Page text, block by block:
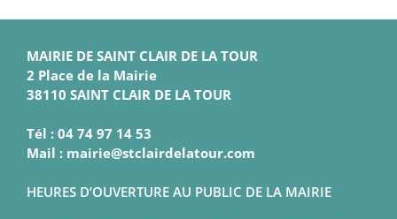
MAIRIE DE SAINT CLAIR DE LA TOUR
2 Place de la Mairie
38110 SAINT CLAIR DE LA TOUR
Tél : 04 74 97 14 53
Mail : mairie@stclairdelatour.com
HEURES D’OUVERTURE AU PUBLIC DE LA MAIRIE